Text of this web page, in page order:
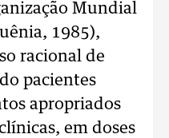
Mundial
1985),
racional de
pacientes
apropriados
em doses